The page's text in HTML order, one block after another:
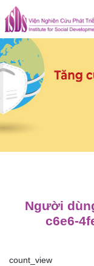
Skip
to
content
Người
c6e6-
count_view